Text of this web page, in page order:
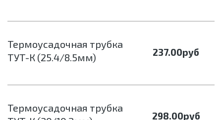
Термоусадочная трубка
ТУТ-К (25.4/8.5мм)
237.00руб
Термоусадочная трубка
298.00руб